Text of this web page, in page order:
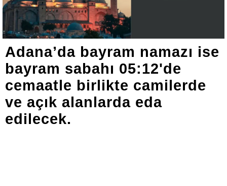
Adana’da bayram namazı ise
bayram sabahı 05:12'de
cemaatle birlikte camilerde
ve açık alanlarda eda
edilecek.